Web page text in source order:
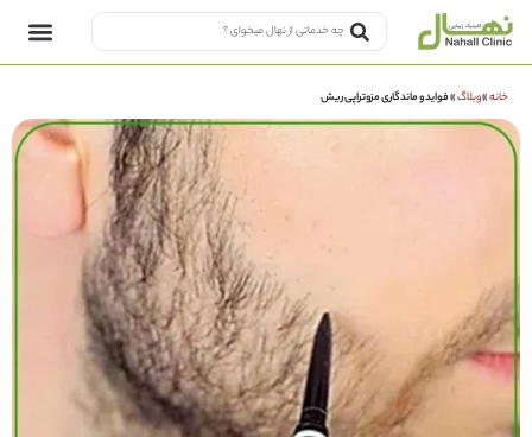
خانه»وبلاگ»فواید و ماندگاری مزوتراپی ریش